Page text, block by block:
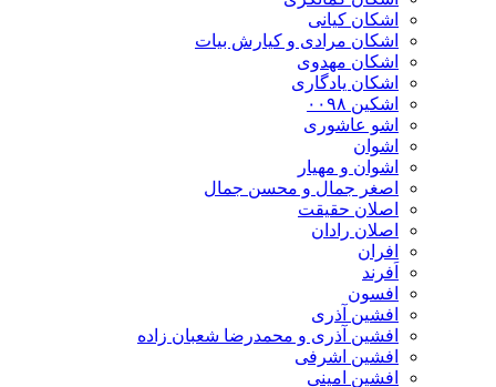
اشکان کیانی
اشکان مرادی و کیارش بیات
اشکان مهدوی
اشکان یادگاری
اشکین ۰۰۹۸
اشو عاشوری
اشوان
اشوان و مهیار
اصغر جمال و محسن جمال
اصلان حقیقت
اصلان رادان
افران
اَفرند
افسون
افشین آذری
افشین آذری و محمدرضا شعبان زاده
افشین اشرفی
افشین امینی